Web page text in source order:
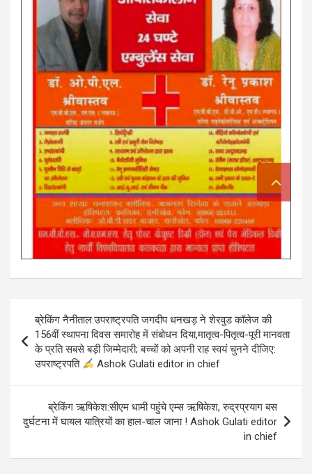
Post
navigation
ब्रेकिंग नैनीताल:उपराष्ट्रपति जगदीप धनखड़ ने शेरवुड कॉलेज की
156वीं स्थापना दिवस समारोह में संबोधन दिया,मातृत्व-पितृत्व-पूरी मानवता
के प्रति सबसे बड़ी जिम्मेदारी; बच्चों को अपनी राह स्वयं चुनने दीजिए:
उपराष्ट्रपति
Ashok Gulati editor in chief
ब्रेकिंग ऋषिकेश:सीएम धामी पहुंचे एम्स ऋषिकेश, रुद्रप्रयाग बस
दुर्घटना में घायल यात्रियों का हाल-चाल जाना ! Ashok Gulati editor
in chief